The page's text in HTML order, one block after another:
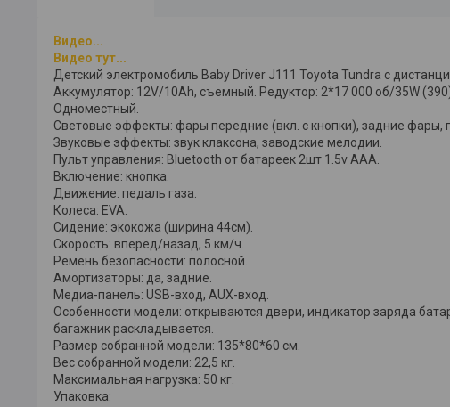
Видео...
Видео тут...
Детский электромобиль Baby Driver J111 Toyota Tundra с
Аккумулятор: 12V/10Ah, съемный. Редуктор: 2*17 000 об/35W
Одноместный.
Световые эффекты: фары передние (вкл. с кнопки), задние фары,
Звуковые эффекты: звук клаксона, заводские мелодии.
Пульт управления: Bluetooth от батареек 2шт 1.5v AAА.
Включение: кнопка.
Движение: педаль газа.
Колеса: EVA.
Сидение: экокожа (ширина 44см).
Скорость: вперед/назад, 5 км/ч.
Ремень безопасности: полосной.
Амортизаторы: да, задние.
Медиа-панель: USB-вход, AUX-вход.
Особенности модели: открываются двери, индикатор заряда
багажник раскладывается.
Размер собранной модели: 135*80*60 см.
Вес собранной модели: 22,5 кг.
Максимальная нагрузка: 50 кг.
Упаковка: